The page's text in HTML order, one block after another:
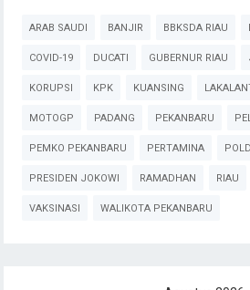
ARAB SAUDI BANJIR BBKSDA RIAU
COVID-19 DUCATI GUBERNUR RIAU
KORUPSI KPK KUANSING
MOTOGP PADANG PEKANBARU
PEMKO PEKANBARU PERTAMINA
PRESIDEN JOKOWI RAMADHAN RIAU
VAKSINASI WALIKOTA PEKANBARU